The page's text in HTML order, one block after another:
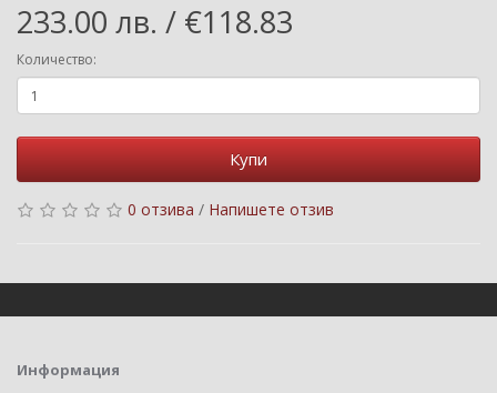
233.00 лв. / €118.83
Количество:
Купи
0 отзива / Напишете отзив
Информация